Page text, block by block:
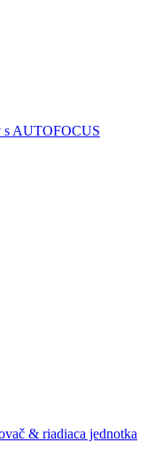
s AUTOFOCUS
& riadiaca jednotka